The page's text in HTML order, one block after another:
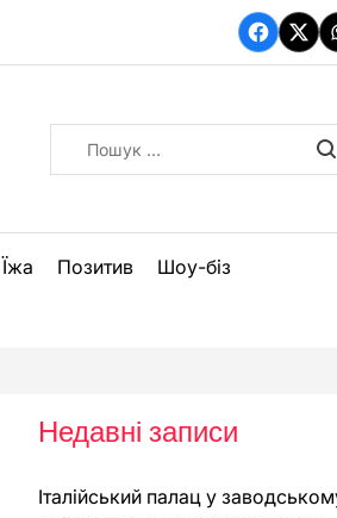
Їжа Позитив Шоу-біз
Недавні записи
Італійський палац у